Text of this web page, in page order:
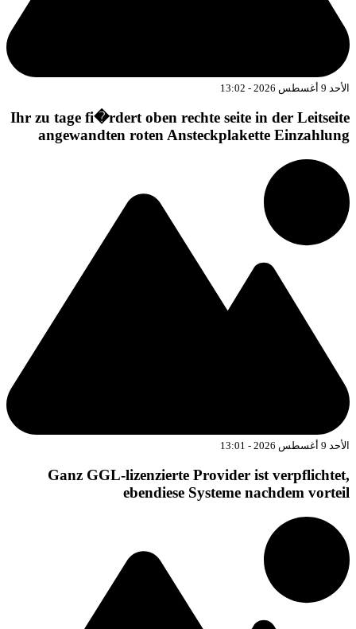
9 أغسطس 2026 - 13:02
Ihr zu tage fi�rdert oben rechte seite in der
angewandten roten Ansteckplakette
9 أغسطس 2026 - 13:01
Ganz GGL-lizenzierte Provider ist
ebendiese Systeme nachdem